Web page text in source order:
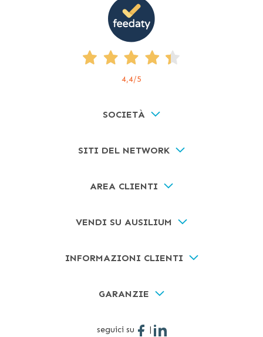
4,4/5
SOCIETÀ
SITI DEL NETWORK
AREA CLIENTI
VENDI SU AUSILIUM
INFORMAZIONI CLIENTI
GARANZIE
seguici su |